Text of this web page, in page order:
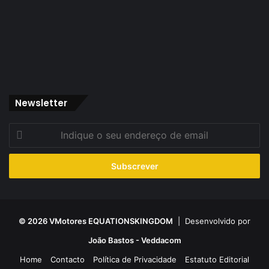
Newsletter
seu
de
© 2026 VMotores EQUATIONSKINGDOM | Desenvolvido por
João Bastos - Veddacom
Home
Contacto Política de Privacidade Estatuto Editorial